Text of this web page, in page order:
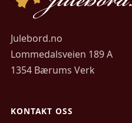
Julebord.no
Lommedalsveien 189 A
1354 Bærums Verk
KONTAKT OSS